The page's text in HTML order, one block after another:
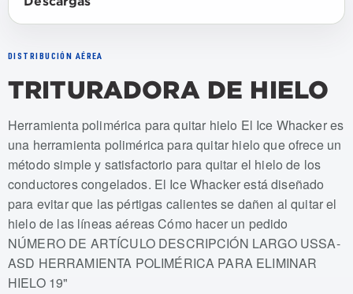
DISTRIBUCIÓN AÉREA
TRITURADORA DE HIELO
Numeros de articulo: USSA-ASD
Herramienta polimérica para quitar hielo El Ice Whacker es
una herramienta polimérica para quitar hielo que ofrece un
método simple y satisfactorio para quitar el hielo de los
conductores congelados. El Ice Whacker está diseñado
para evitar que las pértigas calientes se dañen al quitar el
hielo de las líneas aéreas Cómo hacer un pedido
NÚMERO DE ARTÍCULO DESCRIPCIÓN LARGO USSA-
ASD HERRAMIENTA POLIMÉRICA PARA ELIMINAR
HIELO 19"